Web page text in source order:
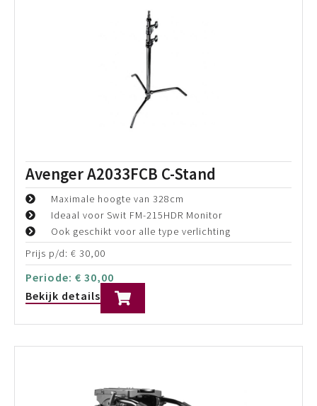
Maximaal draaggewicht: 28kg
Maximale hoogte: 177,5 cm
Prijs p/d: €50,00
Periode:€50,00
Bekijk details